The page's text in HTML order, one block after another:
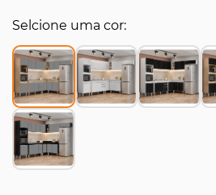
Selcione uma cor